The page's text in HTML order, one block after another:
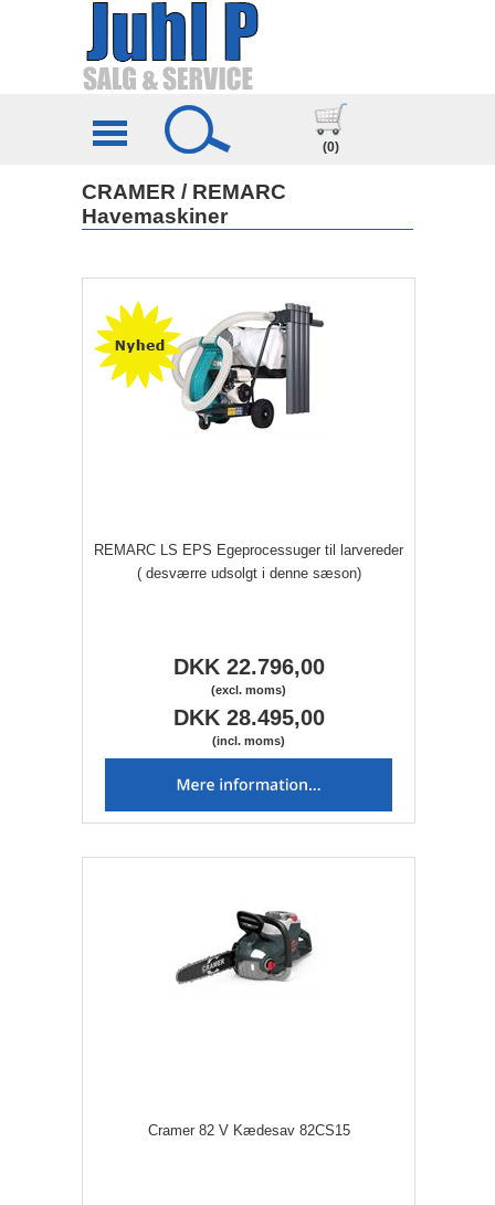
(0)
CRAMER / REMARC
Havemaskiner
REMARC LS EPS Egeprocessuger til larvereder
( desværre udsolgt i denne sæson)
DKK 22.796,00
(excl. moms)
DKK 28.495,00
(incl. moms)
Cramer 82 V Kædesav 82CS15